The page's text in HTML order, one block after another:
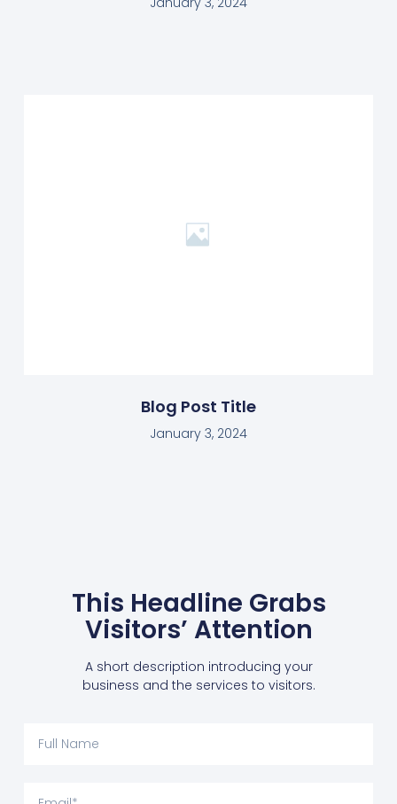
Blog Post Title
January 3, 2024
This Headline Grabs
Visitors’ Attention
A short description introducing your
business and the services to visitors.